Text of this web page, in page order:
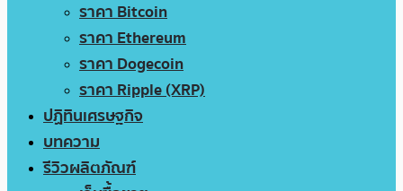
ราคา Bitcoin
ราคา Ethereum
ราคา Dogecoin
ราคา Ripple (XRP)
ปฏิทินเศรษฐกิจ
บทความ
รีวิวผลิตภัณฑ์